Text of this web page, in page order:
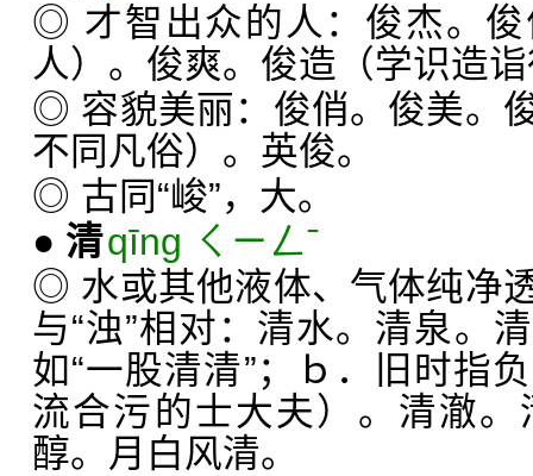
◎ 才智出众的人：俊杰。
人）。俊爽。俊造（学识造
◎ 容貌美丽：俊俏。俊美。
不同凡俗）。英俊。
◎ 古同“峻”，大。
● 清qīng ㄑㄧㄥˉ
◎ 水或其他液体、气体纯净
与“浊”相对：清水。清泉。
如“一股清清”；ｂ．旧时指
流合污的士大夫）。清澈
醇。月白风清。